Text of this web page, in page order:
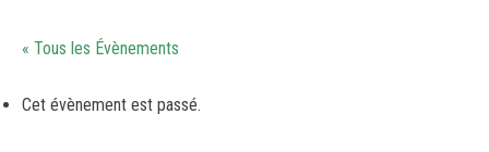
« Tous les Évènements
Cet évènement est passé.